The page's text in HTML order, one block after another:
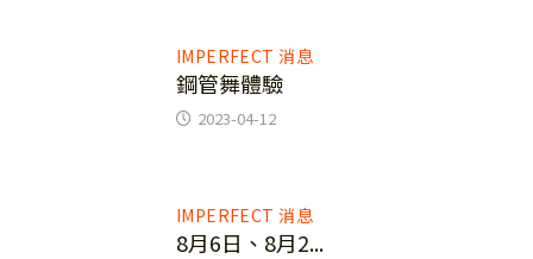
IMPERFECT 消息
鋼管舞體驗
2023-04-12
IMPERFECT 消息
8月6日、8月2...